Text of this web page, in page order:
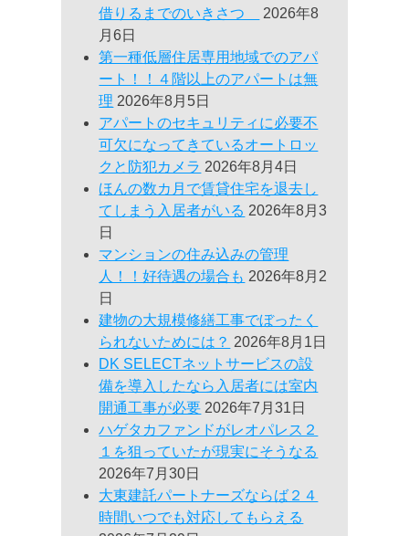
借りるまでのいきさつ
2026年8
月6日
第一種低層住居専用地域でのアパ
ート！！４階以上のアパートは無
理 2026年8月5日
アパートのセキュリティに必要不
可欠になってきているオートロッ
クと防犯カメラ 2026年8月4日
ほんの数カ月で賃貸住宅を退去し
てしまう入居者がいる 2026年8月3
日
マンションの住み込みの管理
人！！好待遇の場合も 2026年8月2
日
建物の大規模修繕工事でぼったく
られないためには？ 2026年8月1日
DK SELECTネットサービスの設
備を導入したなら入居者には室内
開通工事が必要 2026年7月31日
ハゲタカファンドがレオパレス２
１を狙っていたが現実にそうなる
2026年7月30日
大東建託パートナーズならば２４
時間いつでも対応してもらえる